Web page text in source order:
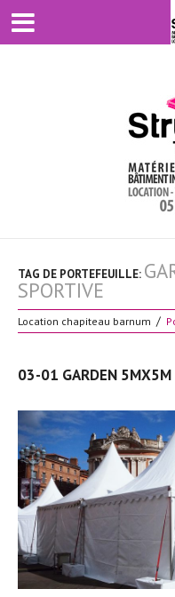
TAG DE PORTEFEUILLE:
SPORTIVE
Location chapiteau barnum
03-01 GARDEN